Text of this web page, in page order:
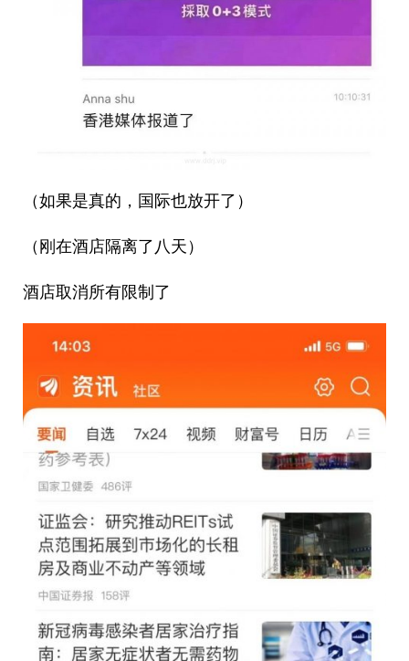
（如果是真的，国际也放开了）
（刚在酒店隔离了八天）
酒店取消所有限制了